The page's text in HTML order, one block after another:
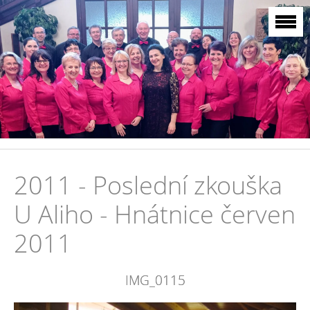
2011 - Poslední zkouška
U Aliho - Hnátnice červen
2011
IMG_0115